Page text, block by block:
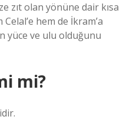
zıt olan yönüne dair kısa
hem de İkram’a
yüce ve ulu olduğunu
mi?